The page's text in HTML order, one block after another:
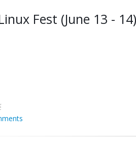
Fest (June 13 - 14)